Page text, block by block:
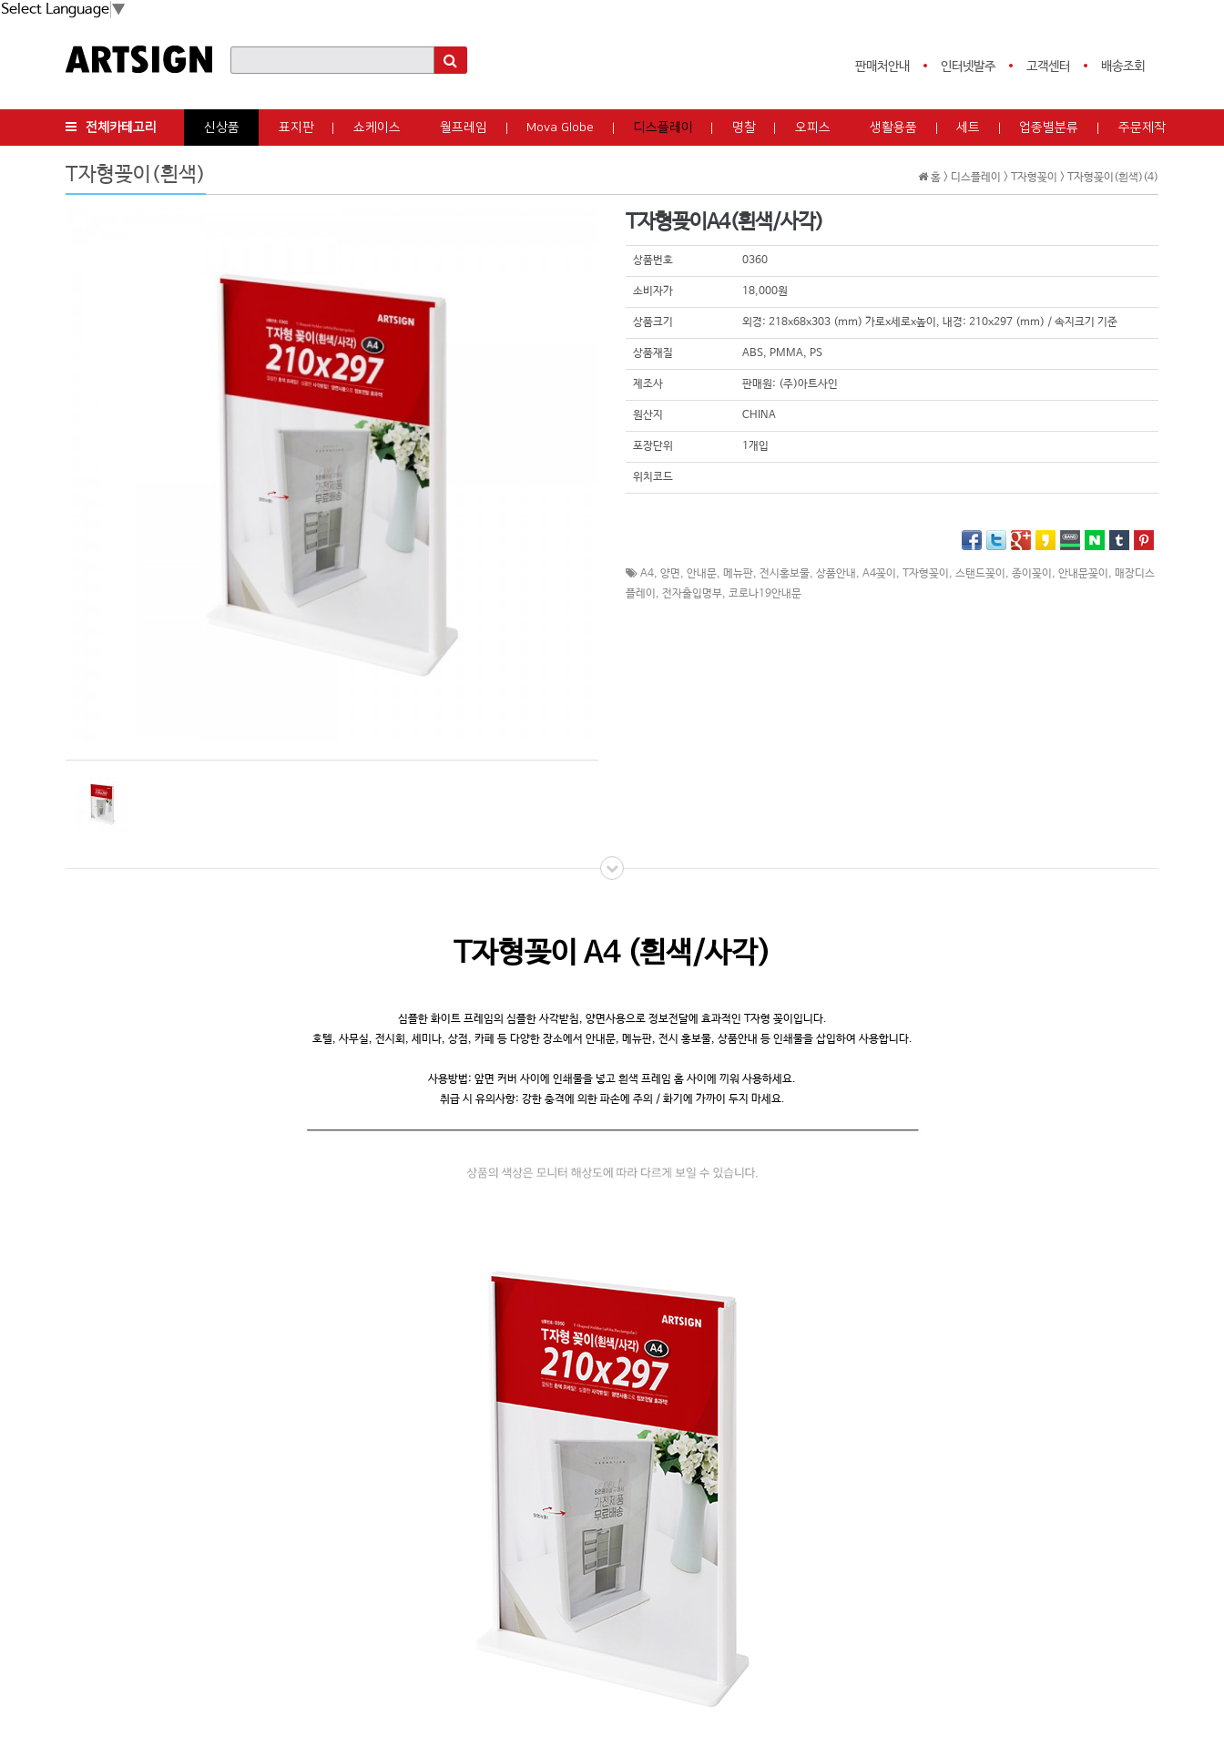
Select Language▼
판매처안내 인터넷발주 고객센터 배송조회
전체카테고리 신상품 표지판 쇼케이스 월프레임 Mova Globe 디스플레이 명찰 오피스 생활용품 세트 업종별분류 주문제작
홈 > 디스플레이 > T자형꽂이 > T자형꽂이(흰색)(4)
T자형꽂이(흰색)
T자형꽂이A4(흰색/사각)
상품번호 0360
소비자가 18,000원
상품크기 외경: 218x68x303 (mm) 가로x세로x높이, 내경: 210x297 (mm) / 속지크기 기준
상품재질 ABS, PMMA, PS
제조사 판매원: (주)아트사인
원산지 CHINA
포장단위 1개입
위치코드
A4, 양면, 안내문, 메뉴판, 전시홍보물, 상품안내 , A4꽂이 , T자형꽂이 , 스탠드꽂이 , 종이꽂이 , 안내문꽂이 , 매장디스
플레이 , 전자출입명부, 코로나19안내문
T자형꽂이 A4 (흰색/사각)
심플한 화이트 프레임의 심플한 사각받침, 양면사용으로 정보전달에 효과적인 T자형 꽂이입니다.
호텔, 사무실, 전시회, 세미나, 상점, 카페 등 다양한 장소에서 안내문, 메뉴판, 전시 홍보물, 상품안내 등 인쇄물을 삽입하여 사용합니다.
사용방법: 앞면 커버 사이에 인쇄물을 넣고 흰색 프레임 홈 사이에 끼워 사용하세요.
취급 시 유의사항: 강한 충격에 의한 파손에 주의 / 화기에 가까이 두지 마세요.